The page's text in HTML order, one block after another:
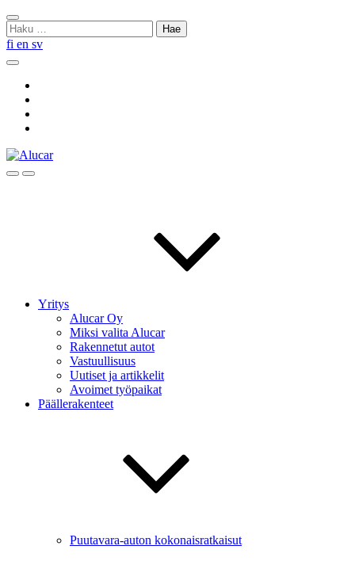
Skip
to
content
Sulje
haku
Haku:
fi en sv
Hae
HaeMenu
Yritys
Alucar Oy
Miksi valita Alucar
Rakennetut autot
Vastuullisuus
Uutiset ja artikkelit
Avoimet työpaikat
Päällerakenteet
Puutavara-auton kokonaisratkaisut